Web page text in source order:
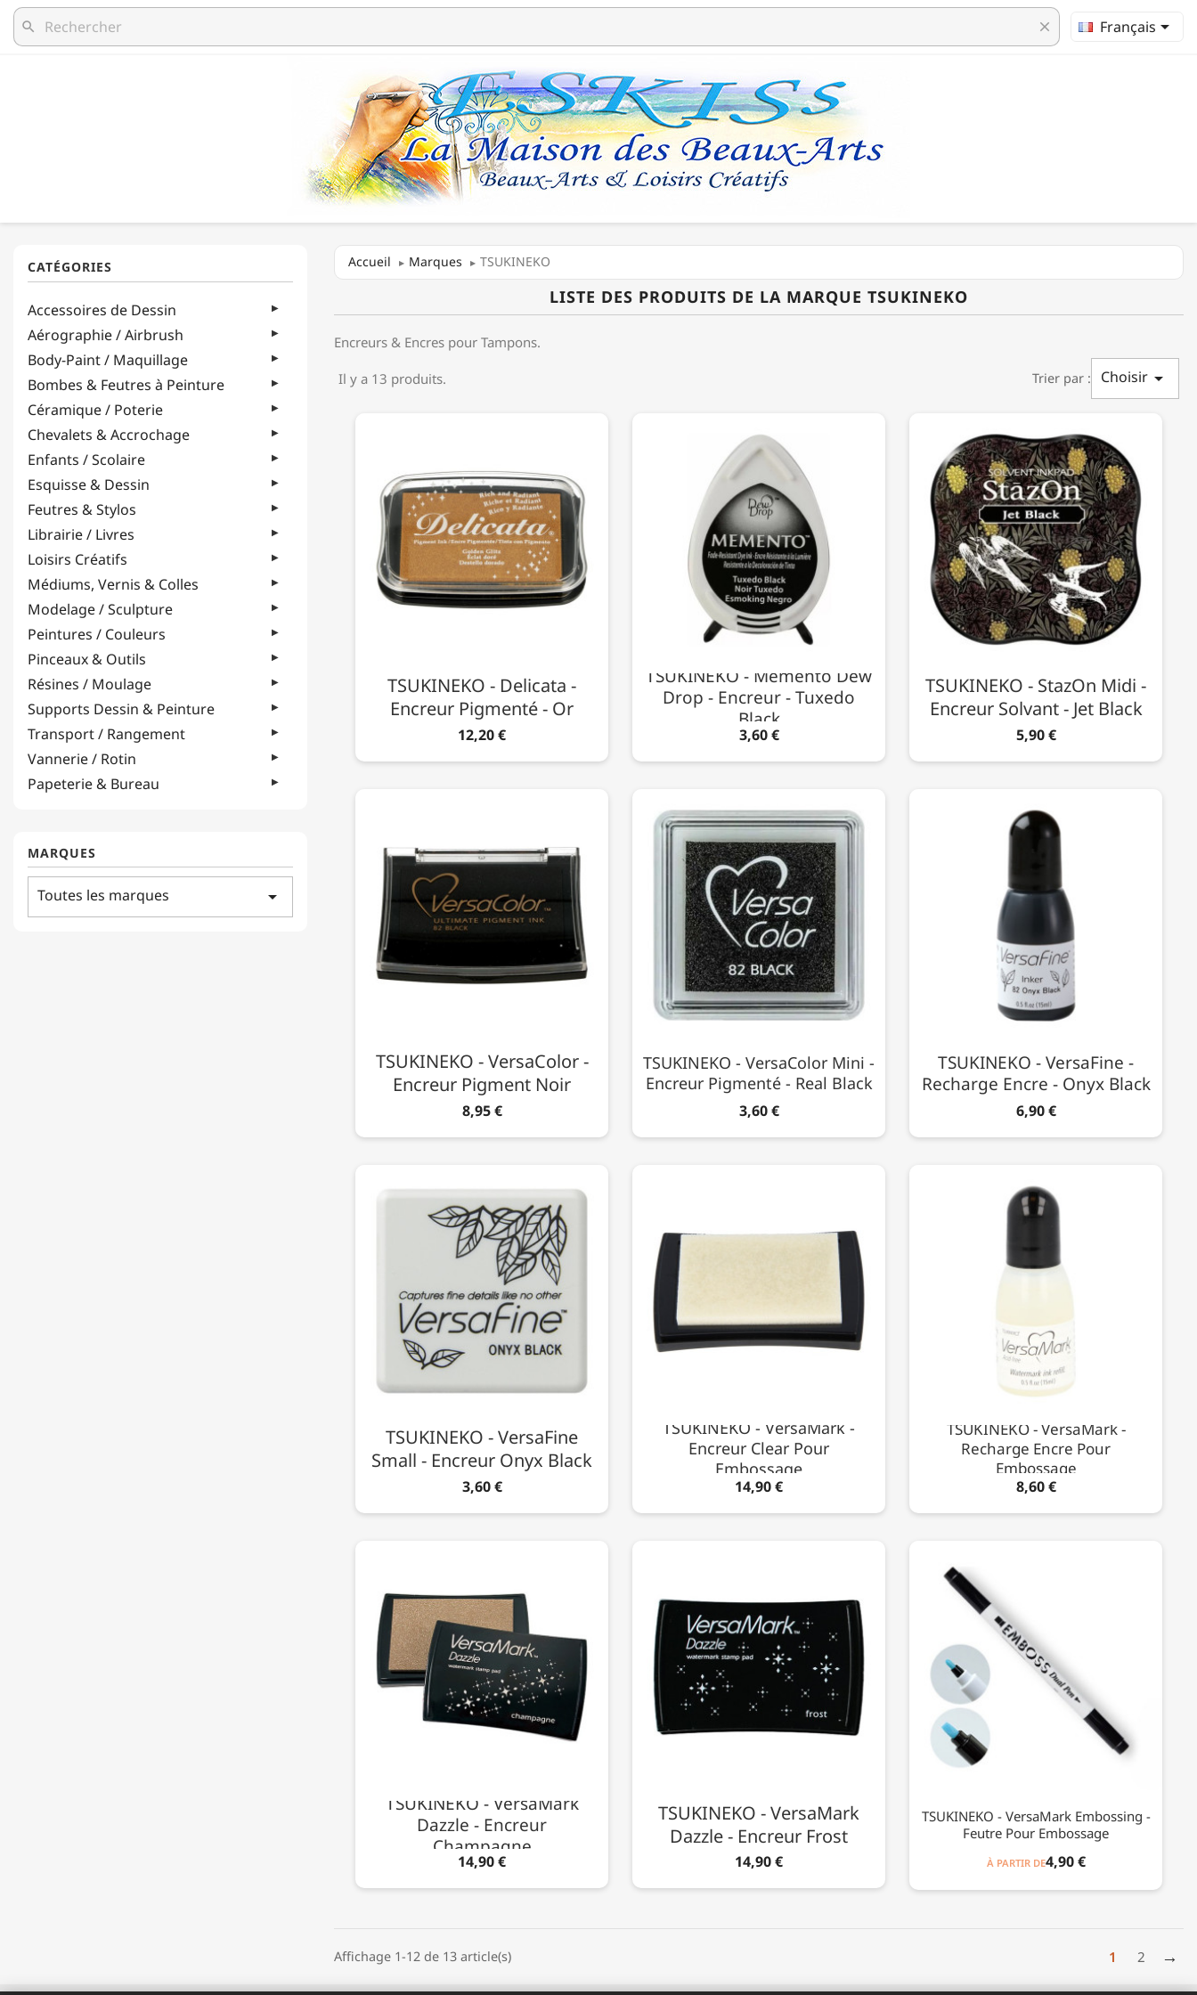
search clear Français
Accessoires de Dessin
Aérographie / Airbrush
Body-Paint / Maquillage
Bombes & Feutres à Peinture
Céramique / Poterie
Chevalets & Accrochage
Enfants / Scolaire
Esquisse & Dessin
Feutres & Stylos
Librairie / Livres
Loisirs Créatifs
Médiums, Vernis & Colles
Modelage / Sculpture
Peintures / Couleurs
Pinceaux & Outils
Résines / Moulage
Supports Dessin & Peinture
Transport / Rangement
Vannerie / Rotin
Papeterie & Bureau
MARQUES
Toutes les marques arrow_drop_down
Accueil Marques TSUKINEKO
LISTE DES PRODUITS DE LA MARQUE TSUKINEKO
Encreurs & Encres pour Tampons.
Il y a 13 produits. Trier par : Choisir 
TSUKINEKO - Delicata -
Encreur Pigmenté - Or
12,20 €
TSUKINEKO - Memento Dew
Drop - Encreur - Tuxedo
Black
3,60 €
TSUKINEKO - StazOn Midi -
Encreur Solvant - Jet Black
5,90 €
TSUKINEKO - VersaColor -
Encreur Pigment Noir
8,95 €
TSUKINEKO - VersaColor Mini -
Encreur Pigmenté - Real Black
3,60 €
TSUKINEKO - VersaFine -
Recharge Encre - Onyx Black
6,90 €
TSUKINEKO - VersaFine
Small - Encreur Onyx Black
3,60 €
TSUKINEKO - VersaMark -
Encreur Clear Pour
Embossage
14,90 €
TSUKINEKO - VersaMark -
Recharge Encre Pour
Embossage
8,60 €
TSUKINEKO - VersaMark
Dazzle - Encreur
Champagne
14,90 €
TSUKINEKO - VersaMark
Dazzle - Encreur Frost
14,90 €
TSUKINEKO - VersaMark Embossing -
Feutre Pour Embossage
À PARTIR DE4,90 €
Affichage 1-12 de 13 article(s) 1 2 →